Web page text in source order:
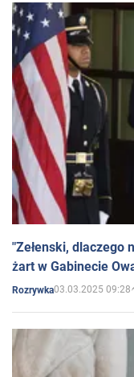
"Zełenski, dlaczego
żart w Gabinecie
Rozrywka03.03.2025 09:28